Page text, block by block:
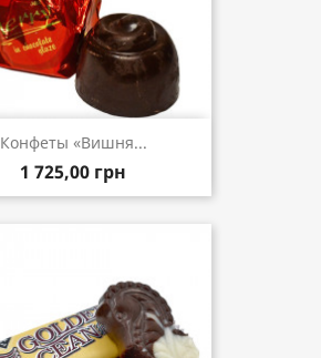
Конфеты «Вишня...
1 725,00 грн